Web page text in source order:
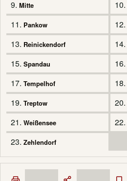
9. Mitte 10.
11. Pankow 12.
13. Reinickendorf 14.
15. Spandau 16.
17. Tempelhof 18.
19. Treptow 20.
21. Weißensee 22.
23. Zehlendorf